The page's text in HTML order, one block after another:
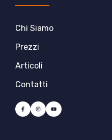
Chi Siamo
Prezzi
Articoli
Contatti